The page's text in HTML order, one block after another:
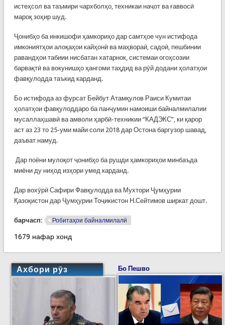
истеҳсол ва таъмири чархболҳо, техникаи наҷот ва ғаввосӣ
мароқ зоҳир шуд.
Ҷонибҳо ба инкишофи ҳамкориҳо дар самтҳое чун истифода
имкониятҳои алоқаҳои кайҳонӣ ва маҳвораӣ, садоӣ, пешбинии
равандҳои табиии нисбатан хатарнок, системаи огоҳсозии
барвақтӣ ва вокунишҳо ҳангоми таҳдид ва рӯй додани ҳолатҳои
фавқулодда таъкид карданд.
Бо истифода аз фурсат Бейбут Атамқулов Раиси Кумитаи
ҳолатҳои фавқулоддаро ба панҷумин намоиши байналмилалии
мусаллаҳшавӣ ва амволи ҳарбӣ-техникии “КАДЭКС”, ки қарор
аст аз 23 то 25-уми майи соли 2018 дар Остона баргузор шавад,
даъват намуд.
Дар поёни мулоқот ҷонибҳо ба рушди ҳамкориҳои минбаъда
миёни ду ниҳод изҳори умед карданд.
Дар вохӯрӣ Сафири Фавқулодда ва Мухтори Ҷумҳурии
Қазоқистон дар Ҷумҳурии Тоҷикистон Н.Сейтимов ширкат дошт.
барчасп: Робитаҳои байналмилалӣ
1679 нафар хонд
Ахбори рӯз Бо Пешво